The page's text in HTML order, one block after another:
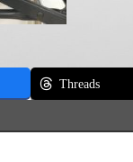
Threads